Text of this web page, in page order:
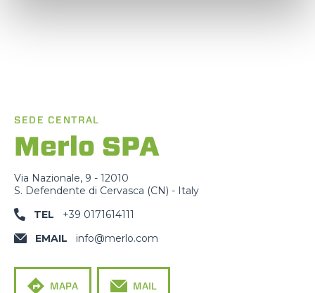
SEDE CENTRAL
Merlo SPA
Via Nazionale, 9 - 12010
S. Defendente di Cervasca (CN) - Italy
TEL
+39 0171614111
EMAIL
info@merlo.com
MAPA MAIL